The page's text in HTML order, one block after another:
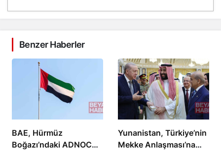
Benzer Haberler
BAE, Hürmüz
Boğazı’ndaki ADNOC
Yunanistan, Türkiye’nin
Mekke Anlaşması’na